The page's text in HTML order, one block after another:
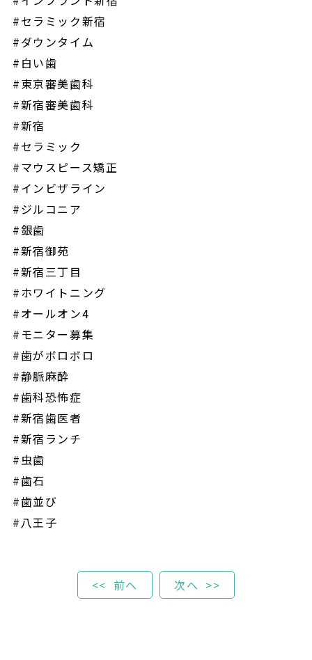
#セラミック新宿
#ダウンタイム
#白い歯
#東京審美歯科
#新宿審美歯科
#新宿
#セラミック
#マウスピース矯正
#インビザライン
#ジルコニア
#銀歯
#新宿御苑
#新宿三丁目
#ホワイトニング
#オールオン4
#モニター募集
#歯がボロボロ
#静脈麻酔
#歯科恐怖症
#新宿歯医者
#新宿ランチ
#虫歯
#歯石
#歯並び
#八王子
前へ 次へ